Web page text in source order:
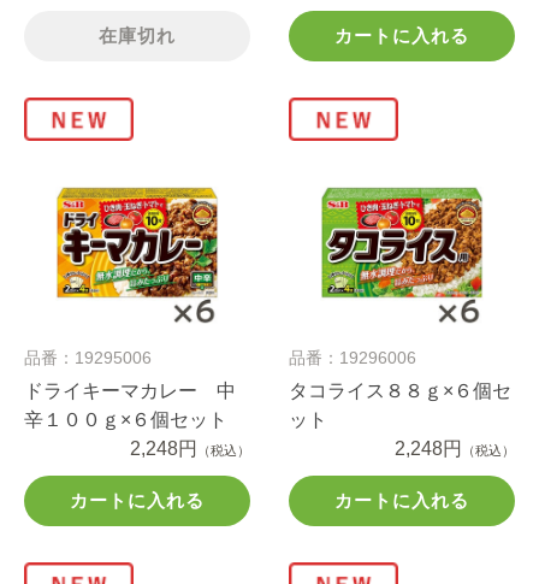
在庫切れ カートに入れる
品番：19295006
ドライキーマカレー 中
辛１００ｇ×６個セット
2,248円
（税込）
カートに入れる
品番：19296006
タコライス８８ｇ×６個セ
ット
2,248円
（税込）
カートに入れる